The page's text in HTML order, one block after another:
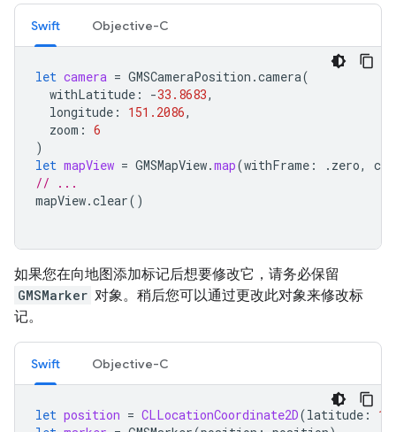
Swift Objective-C
let camera = GMSCameraPosition .camera(
withLatitude : -33.8683,
longitude : 151.2086,
zoom : 6
)
let mapView = GMSMapView.map(withFrame : . zero,
// ...
mapView.clear()
如果您在向地图添加标记后想要修改它，请务必保留
GMSMarker 对象。稍后您可以通过更改此对象来修改标
记。
Swift Objective-C
let position = CLLocationCoordinate2D(latitude : 10